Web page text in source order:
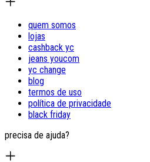
quem somos
lojas
cashback yc
jeans youcom
yc change
blog
termos de uso
política de privacidade
black friday
precisa de ajuda?